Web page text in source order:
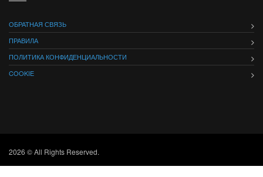
ОБРАТНАЯ СВЯЗЬ
ПРАВИЛА
ПОЛИТИКА КОНФИДЕНЦИАЛЬНОСТИ
COOKIE
2026 © All Rights Reserved.